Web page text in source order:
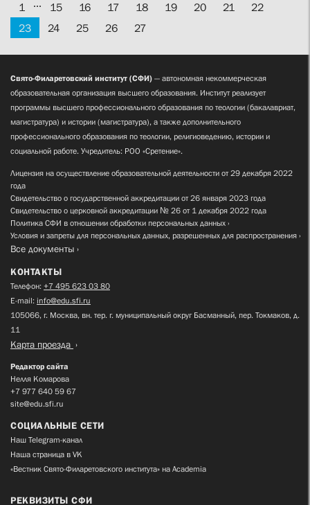
1 ... 15 16 17 18 19 20 21
22
23
24 25 26 27
Свято-Филаретовский институт (СФИ) — автономная некоммерческая
образовательная организация высшего образования. Институт реализует
программы высшего профессионального образования по теологии (бакалавриат,
магистратура) и истории (магистратура), а также дополнительного
профессионального образования по теологии, религиоведению, истории и
социальной работе. Учредитель: РОО «Сретение».
Лицензия на осуществление образовательной деятельности от 29 декабря 2022
года
Свидетельство о государственной аккредитации от 26 января 2023 года
Свидетельство о церковной аккредитации № 26 от 1 декабря 2022 года
Политика СФИ в отношении обработки персональных данных
Условия и запреты для персональных данных, разрешенных для распространения
Все документы
КОНТАКТЫ
Телефон: +7 495 623 03 80
E-mail: info@edu.sfi.ru
105066, г. Москва, вн. тер. г. муниципальный округ Басманный, пер. Токмаков, д.
11
Карта проезда
Редактор сайта
Нелля Комарова
+7 977 640 59 67
site@edu.sfi.ru
СОЦИАЛЬНЫЕ СЕТИ
Наш Telegram-канал
Наша страница в VK
«Вестник Свято-Филаретовского института» на Academia
РЕКВИЗИТЫ СФИ